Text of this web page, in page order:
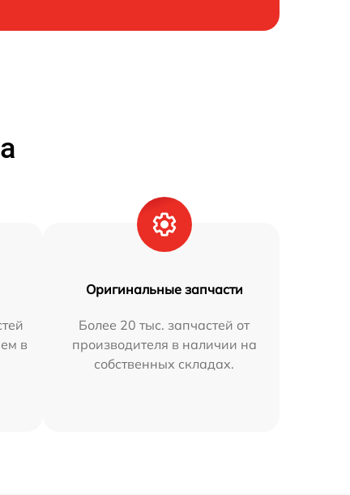
в
Оригинальные запчасти
Более 20 тыс. запчастей от
производителя в наличии на
собственных складах.